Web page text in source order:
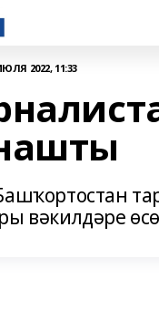
2022, 11:33
вәкилдәре